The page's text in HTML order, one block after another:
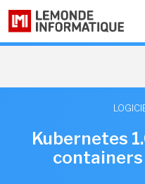
Kubernetes